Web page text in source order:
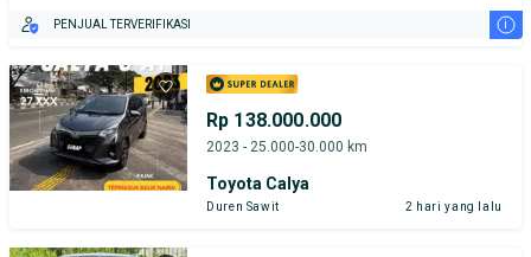
PENJUAL TERVERIFIKASI i
Rp 138.000.000
2023 - 25.000-30.000 km
Toyota Calya
Duren Sawit 2 hari yang lalu